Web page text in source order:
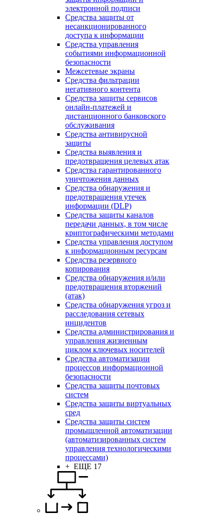
электронной подписи
Средства защиты от
несанкционированного
доступа к информации
Средства управления
событиями информационной
безопасности
Межсетевые экраны
Средства фильтрации
негативного контента
Средства защиты сервисов
онлайн-платежей и
дистанционного банковского
обслуживания
Средства антивирусной
защиты
Средства выявления и
предотвращения целевых атак
Средства гарантированного
уничтожения данных
Средства обнаружения и
предотвращения утечек
информации (DLP)
Средства защиты каналов
передачи данных, в том числе
криптографическими методами
Средства управления доступом
к информационным ресурсам
Средства резервного
копирования
Средства обнаружения и/или
предотвращения вторжений
(атак)
Средства обнаружения угроз и
расследования сетевых
инцидентов
Средства администрирования и
управления жизненным
циклом ключевых носителей
Средства автоматизации
процессов информационной
безопасности
Средства защиты почтовых
систем
Средства защиты виртуальных
сред
Средства защиты систем
промышленной автоматизации
(автоматизированных систем
управления технологическими
процессами)
+ ЕЩЕ 17